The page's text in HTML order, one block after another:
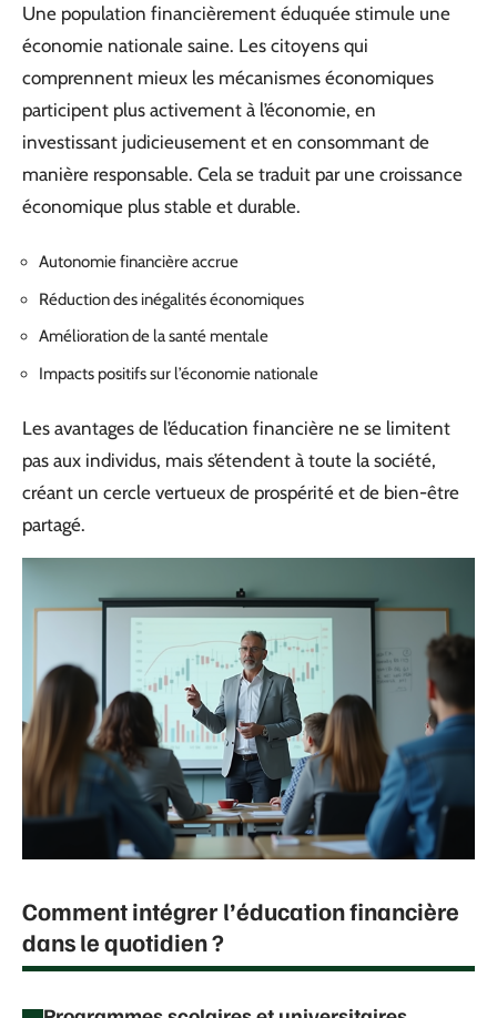
Une population financièrement éduquée stimule une
économie nationale saine. Les citoyens qui
comprennent mieux les mécanismes économiques
participent plus activement à l’économie, en
investissant judicieusement et en consommant de
manière responsable. Cela se traduit par une croissance
économique plus stable et durable.
Autonomie financière accrue
Réduction des inégalités économiques
Amélioration de la santé mentale
Impacts positifs sur l’économie nationale
Les avantages de l’éducation financière ne se limitent
pas aux individus, mais s’étendent à toute la société,
créant un cercle vertueux de prospérité et de bien-être
partagé.
Comment intégrer l’éducation financière
dans le quotidien ?